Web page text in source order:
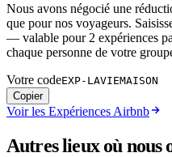
Nous avons négocié une
que pour nos voyageurs.
— valable pour 2 expériences
chaque personne de votre
Votre codeEXP-LAVIEMAISON
Copier
Voir les Expériences Airbnb
Autres lieux où nous